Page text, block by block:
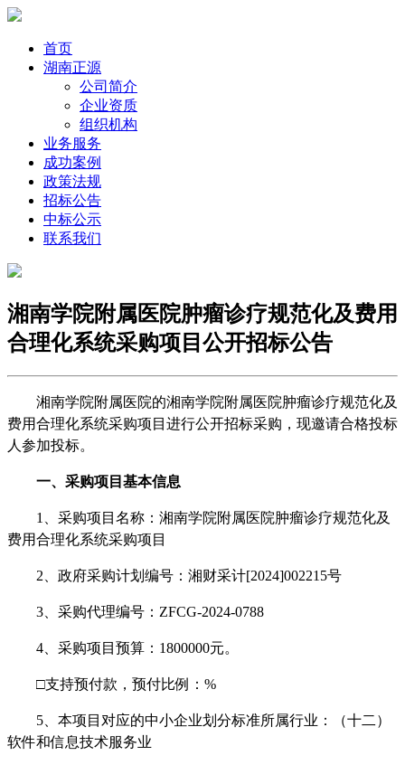
首页
湖南正源
公司简介
企业资质
组织机构
业务服务
成功案例
政策法规
招标公告
中标公示
联系我们
湘南学院附属医院肿瘤诊疗规范化及费用
合理化系统采购项目公开招标公告
湘南学院附属医院的湘南学院附属医院肿瘤诊疗规范化及
费用合理化系统采购项目 进行公开招标采购，现邀请合格投标
人参加投标。
一、采购项目基本信息
1、采购项目名称：湘南学院附属医院肿瘤诊疗规范化及
费用合理化系统采购项目
2、政府采购计划编号：湘财采计[2024]002215号
3、采购代理编号： ZFCG-2024-0788
4、采购项目预算：1800000元。
□支持预付款，预付比例：%
5、本项目对应的中小企业划分标准所属行业：（十二）
软件和信息技术服务业